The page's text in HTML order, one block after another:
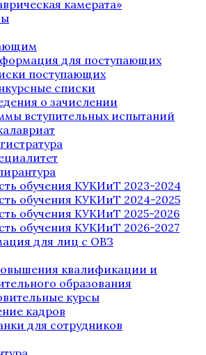
камерата»
для поступающих
поступающих
списки
о зачислении
вступительных испытаний
обучения КУКИиТ 2023-2024
обучения КУКИиТ 2024-2025
обучения КУКИиТ 2025-2026
обучения КУКИиТ 2026-2027
для лиц с ОВЗ
квалификации и
образования
курсы
кадров
для сотрудников